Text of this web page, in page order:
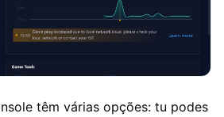
têm várias opções: tu podes